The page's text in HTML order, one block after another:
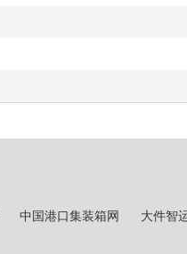
中国港口集装箱网
大件智